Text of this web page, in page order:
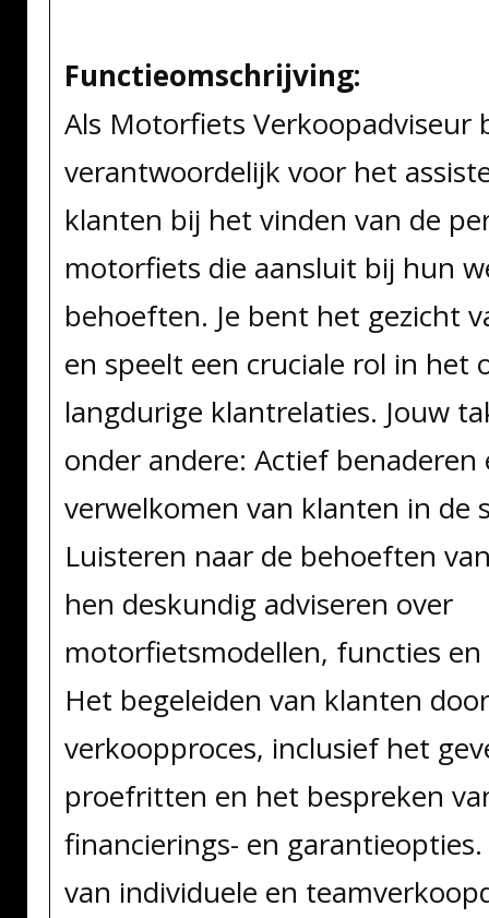
Functieomschrijving:
Als Motorfiets Verkoopadviseur
verantwoordelijk voor het
klanten bij het vinden van de
motorfiets die aansluit bij hun
behoeften. Je bent het gezicht
en speelt een cruciale rol in het
langdurige klantrelaties. Jouw
onder andere: Actief benaderen
verwelkomen van klanten in de
Luisteren naar de behoeften
hen deskundig adviseren over
motorfietsmodellen, functies en
Het begeleiden van klanten
verkoopproces, inclusief het
proefritten en het bespreken
financierings- en
van individuele en